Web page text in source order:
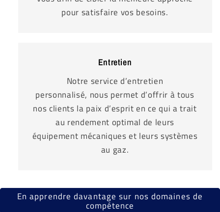
pour satisfaire vos besoins.
Entretien
Notre service d’entretien
personnalisé, nous permet d’offrir à tous
nos clients la paix d’esprit en ce qui a trait
au rendement optimal de leurs
équipement mécaniques et leurs systèmes
au gaz.
En apprendre davantage sur nos domaines de
compétence